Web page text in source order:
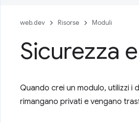
web.dev Risorse Moduli
Sicurezza
Quando crei un modulo, utilizzi i
rimangano privati e vengano